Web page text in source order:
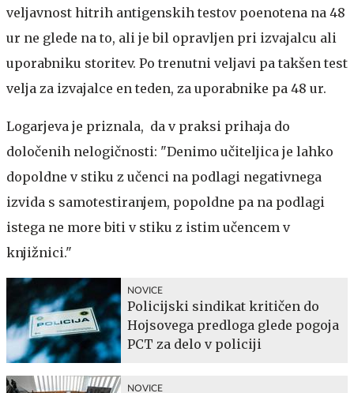
veljavnost hitrih antigenskih testov poenotena na 48
ur ne glede na to, ali je bil opravljen pri izvajalcu ali
uporabniku storitev. Po trenutni veljavi pa takšen test
velja za izvajalce en teden, za uporabnike pa 48 ur.
Logarjeva je priznala, da v praksi prihaja do
določenih nelogičnosti: "Denimo učiteljica je lahko
dopoldne v stiku z učenci na podlagi negativnega
izvida s samotestiranjem, popoldne pa na podlagi
istega ne more biti v stiku z istim učencem v
knjižnici."
NOVICE
Policijski sindikat kritičen do
Hojsovega predloga glede pogoja
PCT za delo v policiji
NOVICE